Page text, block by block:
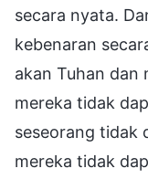
secara nyata.
kebenaran
akan Tuhan dan
mereka tidak
seseorang tidak
mereka tidak